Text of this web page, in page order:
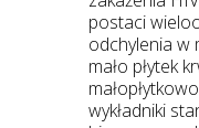
postaci
odchylenia w
mało płytek
wykładniki